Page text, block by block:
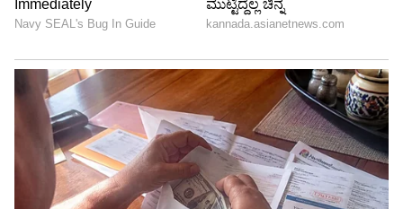
DOWNLOAD APP